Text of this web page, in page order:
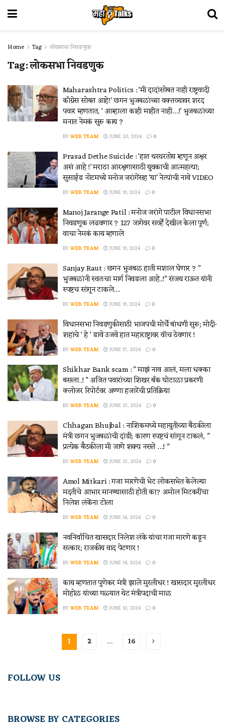
Home Tag लोकसभा निवडणुक
Tag:लोकसभा निवडणुक
Maharashtra Politics : ‘मी दादांसोबत नाही राष्ट्रवादी
काँग्रेस सोबत आहे!’ छगन भुजबळांच्या वक्तव्यावर शरद
पवार म्हणतात, ‘ आम्हाला काही माहीत नाही…!’ भुजबळांच्या
मनात नेमकं सुरु काय ?
BYWEB TEAM JUNE 20, 2024 0
Prasad Dethe Suicide : ‘हात थरथरतोय म्हणून अक्षर
असं आहे !’ मराठा आरक्षणासाठी युवकाची आत्महत्या;
सुसाईड नोटमध्ये मनोज जरांगेंसह ‘या’ नेत्यांची नावे VIDEO
BYWEB TEAM JUNE 19, 2024 0
Manoj Jarange Patil : मनोज जरांगे पाटील विधानसभा
निवडणूक लढवणार ? 127 जागेवर सर्व्हे देखील केला पूर्ण;
वाचा नेमकं काय म्हणाले
BYWEB TEAM JUNE 19, 2024 0
Sanjay Raut : छगन भुजबळ हाती मशाल घेणार ? ”
भुजबळांनी स्वतःचा मार्ग निवडला आहे..!” संजय राऊत यांनी
स्पष्टच सांगून टाकले…
BYWEB TEAM JUNE 19, 2024 0
विधानसभा निवडणुकीसाठी भाजपची मोर्चे बांधणी सुरु; मोदी-
शहांचे ‘ हे ‘ डावे उजवे हात महाराष्ट्रावर वॉच ठेवणार !
BYWEB TEAM JUNE 17, 2024 0
Shikhar Bank scam : ” माझं नाव आलं, मला धक्का
बसला..! ” अजित पवारांच्या शिखर बँक घोटाळा प्रकरणी
क्लोजर रिपोर्टवर अण्णा हजारेंची प्रतिक्रिया
BYWEB TEAM JUNE 15, 2024 0
Chhagan Bhujbal : नाशिकमध्ये महायुतीच्या बैठकीला
मंत्री छगन भुजबळांची दांडी; कारण स्पष्टचं सांगून टाकलं, ”
प्रत्येक बैठकीला मी जाणे शक्य नसते …! “
BYWEB TEAM JUNE 15, 2024 0
Amol Mitkari : गजा मारणेची भेट लोकसभेत केलेल्या
मदतीचे आभार मानण्यासाठी होती का? अमोल मिटकरींचा
निलेश लंकेंना टोला
BYWEB TEAM JUNE 14, 2024 0
नवनिर्वाचित खासदार निलेश लंके यांचा गजा मारणे कडून
सत्कार; राजकीय वाद पेटणार !
BYWEB TEAM JUNE 14, 2024 0
काय म्हणतात पुणेकर मंत्री झाले मुरलीधर ! खासदार मुरलीधर
मोहोळ यांच्या गळ्यात थेट मंत्रीपदाची माळ
BYWEB TEAM JUNE 10, 2024 0
1 2 … 16
FOLLOW US
BROWSE BY CATEGORIES